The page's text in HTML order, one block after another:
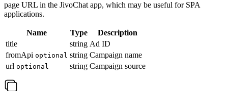
page URL in the JivoChat app, which may be useful for SPA
applications.
Name Type
Description
title
string Ad ID
fromApi optional string Campaign name
url optional string Campaign source